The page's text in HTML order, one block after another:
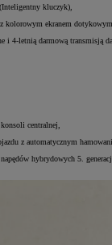
kluczyk),
kolorowym ekranem
i 4-letnią darmową transmisją
centralnej,
z automatycznym
hybrydowych 5.